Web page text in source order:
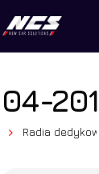
Radia dedykowane